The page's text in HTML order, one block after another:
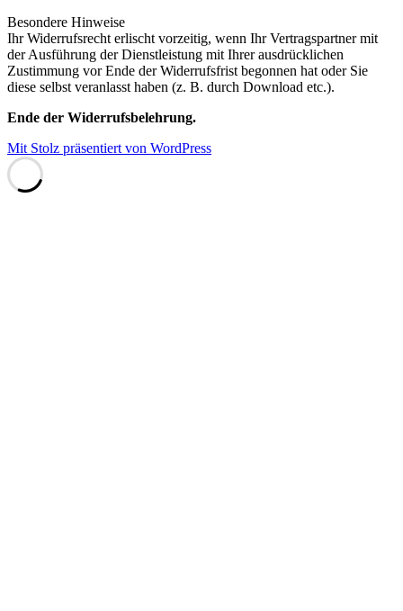
Besondere Hinweise
Ihr Widerrufsrecht erlischt vorzeitig, wenn Ihr Vertragspartner mit
der Ausführung der Dienstleistung mit Ihrer ausdrücklichen
Zustimmung vor Ende der Widerrufsfrist begonnen hat oder Sie
diese selbst veranlasst haben (z. B. durch Download etc.).
Ende der Widerrufsbelehrung.
Mit Stolz präsentiert von WordPress